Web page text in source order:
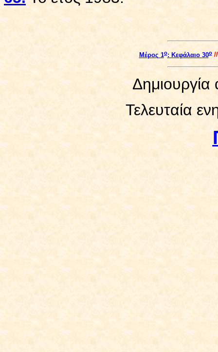
Μέρος 1ο: Κεφάλαιο 30ο
Δημιουργία
Τελευταία